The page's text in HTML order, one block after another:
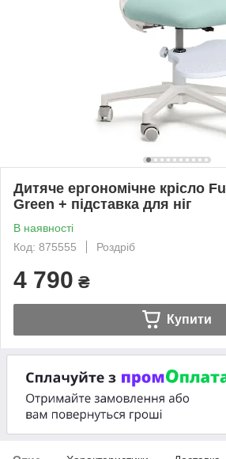
Дитяче ергономічне крісло
Green + підставка для ніг
В наявності
Код: 875555
Роздріб
4 790 ₴
Купити